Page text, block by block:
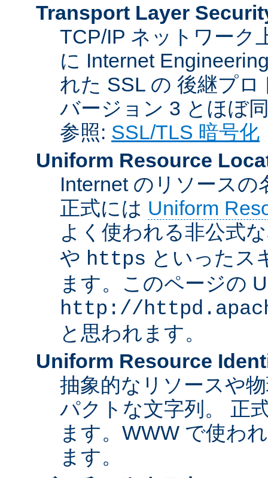
Transport Layer
TCP/IP ネットワーク
に Internet
れた SSL の 後継プ
バージョン 3 とほぼ
参照: SSL/TLS 暗号化
Uniform Resource
Internet のリソース
正式には Uniform
よく使われる非公式
や https といったス
ます。このページの
http://
と思われます。
Uniform Resource
抽象的なリソースや
パクトな文字列。 正
ます。WWW で使わ
ます。